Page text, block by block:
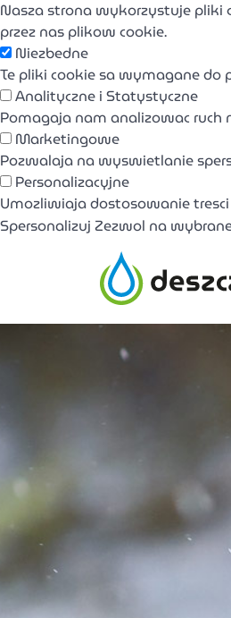
Nasza strona wykorzystuje pliki
przez nas plikow cookie.
Niezbedne
Te pliki cookie sa wymagane
Analityczne i Statystyczne
Pomagaja nam analizowac ruch
Marketingowe
Pozwalaja na wyswietlanie
Personalizacyjne
Umozliwiaja dostosowanie
Spersonalizuj Zezwol na